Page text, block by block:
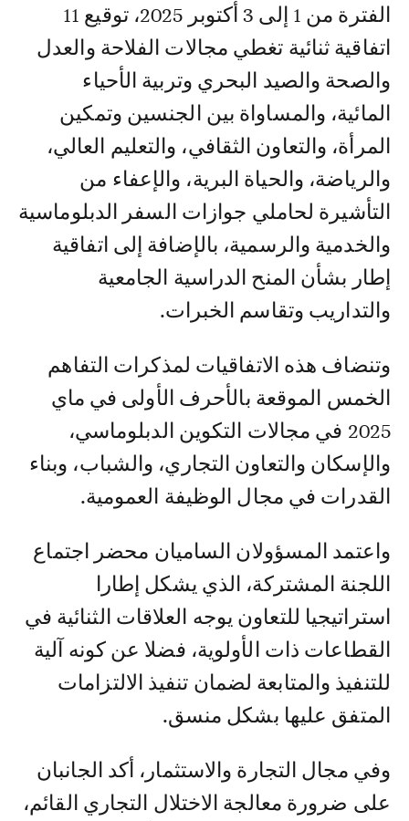
الفترة من 1 إلى 3 أكتوبر 2025، توقيع 11
اتفاقية ثنائية تغطي مجالات الفلاحة والعدل
والصحة والصيد البحري وتربية الأحياء
المائية، والمساواة بين الجنسين وتمكين
المرأة، والتعاون الثقافي، والتعليم العالي،
والرياضة، والحياة البرية، والإعفاء من
التأشيرة لحاملي جوازات السفر الدبلوماسية
والخدمية والرسمية، بالإضافة إلى اتفاقية
إطار بشأن المنح الدراسية الجامعية
والتداريب وتقاسم الخبرات.
وتنضاف هذه الاتفاقيات لمذكرات التفاهم
الخمس الموقعة بالأحرف الأولى في ماي
2025 في مجالات التكوين الدبلوماسي،
والإسكان والتعاون التجاري، والشباب، وبناء
القدرات في مجال الوظيفة العمومية.
واعتمد المسؤولان الساميان محضر اجتماع
اللجنة المشتركة، الذي يشكل إطارا
استراتيجيا للتعاون يوجه العلاقات الثنائية في
القطاعات ذات الأولوية، فضلا عن كونه آلية
للتنفيذ والمتابعة لضمان تنفيذ الالتزامات
المتفق عليها بشكل منسق.
وفي مجال التجارة والاستثمار، أكد الجانبان
على ضرورة معالجة الاختلال التجاري القائم،